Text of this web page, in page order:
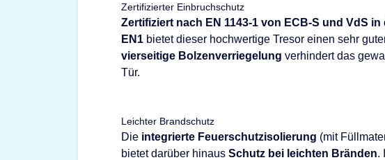
Zertifizierter Einbruchschutz
Zertifiziert nach EN 1143-1 von ECB-S und VdS
EN1 bietet dieser hochwertige Tresor einen sehr
vierseitige Bolzenverriegelung verhindert das
Tür.
Leichter Brandschutz
Die integrierte Feuerschutzisolierung (mit
bietet darüber hinaus Schutz bei leichten Bränden.